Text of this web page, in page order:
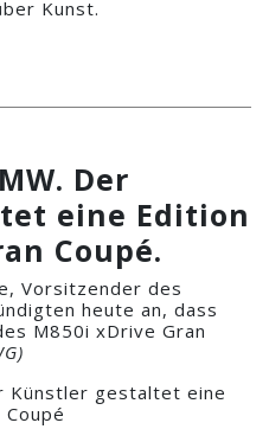
Kunst.
Der
eine Edition
Coupé.
Vorsitzender des
heute an, dass
M850i xDrive Gran